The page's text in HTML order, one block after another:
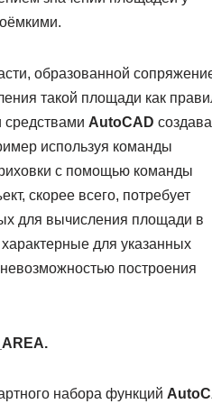
образованной
такой площади как
средствами AutoCAD
используя команды
с помощью команды
скорее всего, потребует
для вычисления площади в
для указанных
построения
набора функций